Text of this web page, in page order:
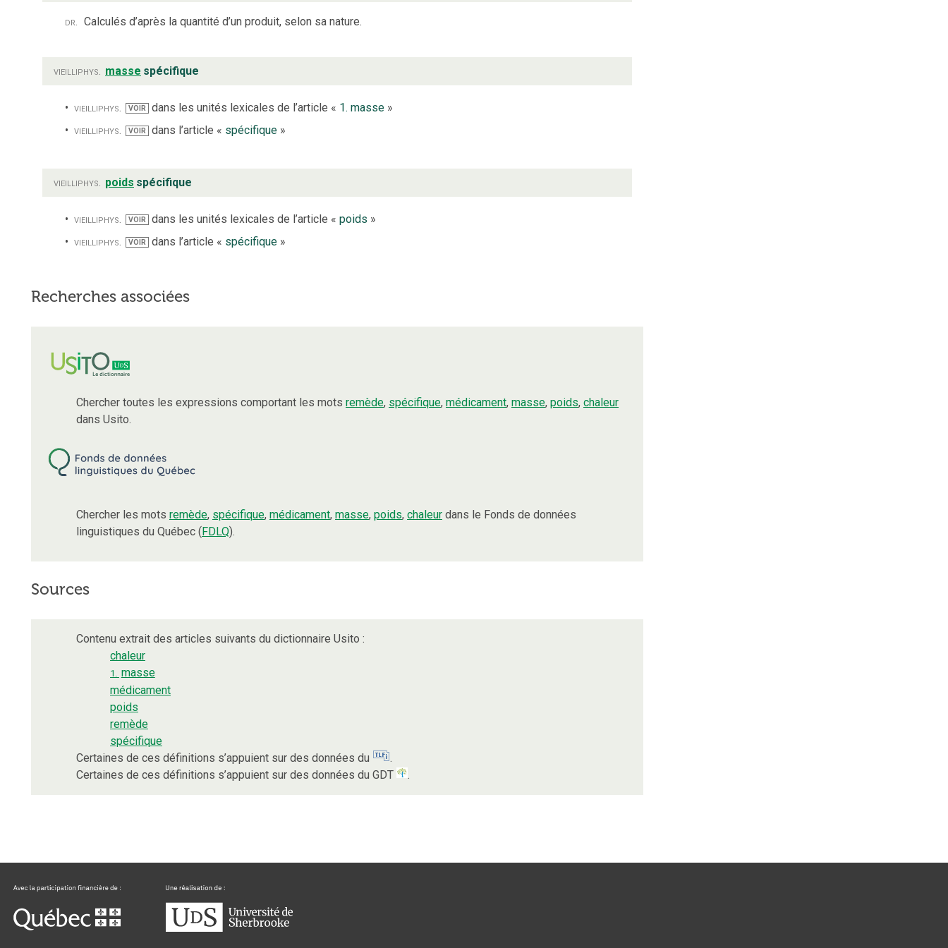
dr. Calculés d’après la quantité d’un produit, selon sa nature.
vieilliphys. masse spécifique
vieilliphys. VOIR dans les unités lexicales de l’article « 1. masse»
vieilliphys. VOIR dans l’article « spécifique»
vieilliphys. poids spécifique
vieilliphys. VOIR dans les unités lexicales de l’article « poids »
vieilliphys. VOIR dans l’article « spécifique»
Recherches associées
Chercher toutes les expressions comportant les mots remède, spécifique, médicament, masse, poids, chaleur
dans Usito.
Chercher les mots remède, spécifique, médicament, masse, poids, chaleur dans le Fonds de données
linguistiques du Québec (FDLQ).
Sources
Contenu extrait des articles suivants du dictionnaire Usito :
chaleur
1. masse
médicament
poids
remède
spécifique
Certaines de ces définitions s’appuient sur des données du
.
Certaines de ces définitions s’appuient sur des données du GDT
.